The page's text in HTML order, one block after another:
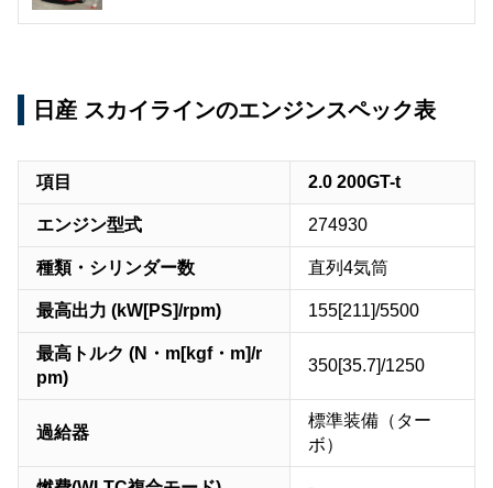
日産 スカイラインのエンジンスペック表
項目 2.0 200GT-t
エンジン型式 274930
種類・シリンダー数 直列4気筒
最高出力 (kW[PS]/rpm) 155[211]/5500
最高トルク (N・m[kgf・m]/r
pm)
350[35.7]/1250
過給器
標準装備（ター
ボ）